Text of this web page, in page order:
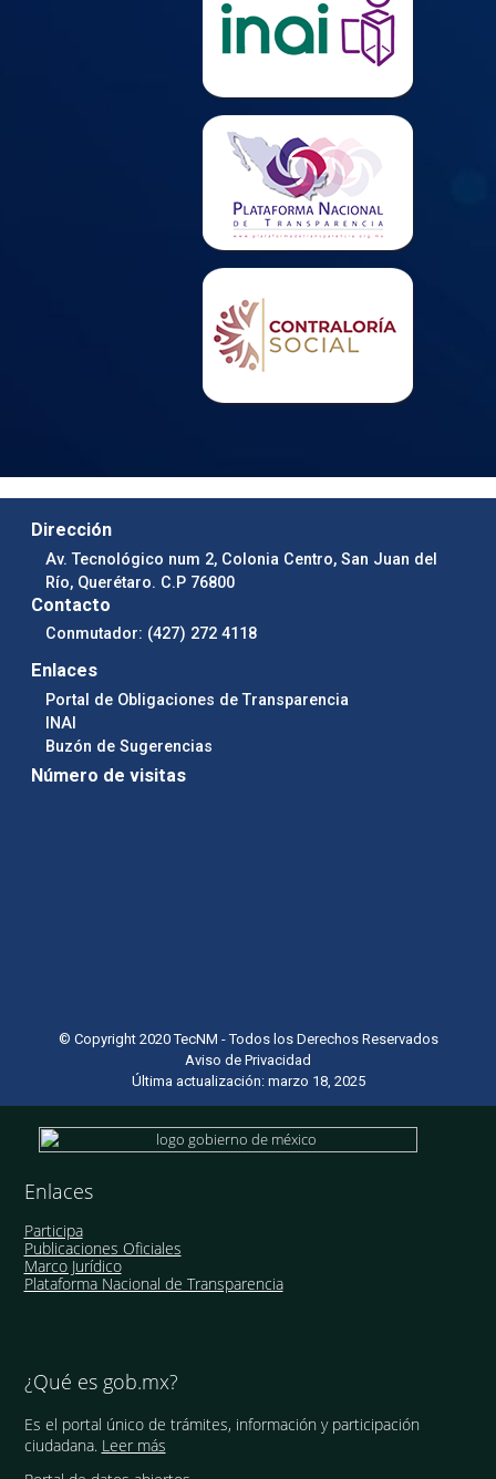
Dirección
Av. Tecnológico num 2, Colonia Centro, San Juan del
Río, Querétaro. C.P 76800
Contacto
Conmutador: (427) 272 4118
Enlaces
Portal de Obligaciones de Transparencia
INAI
Buzón de Sugerencias
Número de visitas
© Copyright 2020 TecNM - Todos los Derechos Reservados
Aviso de Privacidad
Última actualización: marzo 18, 2025
Enlaces
Participa
Publicaciones Oficiales
Marco Jurídico
Plataforma Nacional de Transparencia
¿Qué es gob.mx?
Es el portal único de trámites, información y participación
ciudadana. Leer más